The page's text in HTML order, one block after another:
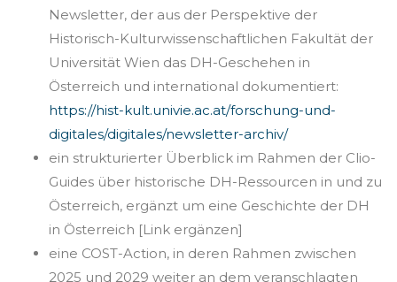
außerdem
einen
Kurz-
Überblick
über
die
vorhandenen
Teilprojekte.
Der
Newsletter, der aus der Perspektive der
Historisch-Kulturwissenschaftlichen Fakultät der
Universität Wien das DH-Geschehen in
Österreich und international dokumentiert:
https://hist-kult.univie.ac.at/forschung-und-
digitales/digitales/newsletter-archiv/
ein strukturierter Überblick im Rahmen der Clio-
Guides über historische DH-Ressourcen in und zu
Österreich, ergänzt um eine Geschichte der DH
in Österreich [Link ergänzen]
eine COST-Action, in deren Rahmen zwischen
2025 und 2029 weiter an dem veranschlagten